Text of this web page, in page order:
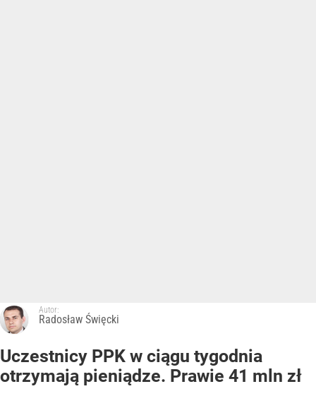
Autor:
Radosław Święcki
Uczestnicy PPK w ciągu tygodnia
otrzymają pieniądze. Prawie 41 mln zł